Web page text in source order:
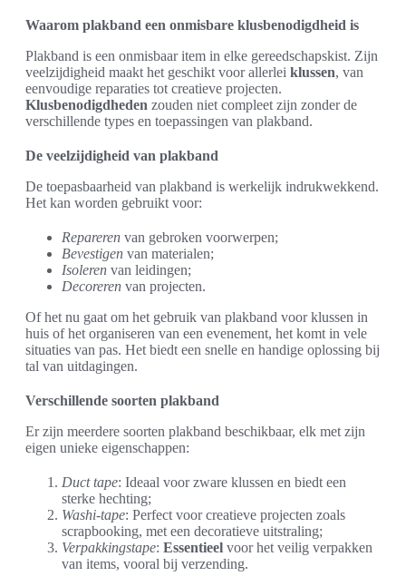
Waarom plakband een onmisbare klusbenodigdheid is
Plakband is een onmisbaar item in elke gereedschapskist. Zijn
veelzijdigheid maakt het geschikt voor allerlei klussen, van
eenvoudige reparaties tot creatieve projecten.
Klusbenodigdheden zouden niet compleet zijn zonder de
verschillende types en toepassingen van plakband.
De veelzijdigheid van plakband
De toepasbaarheid van plakband is werkelijk indrukwekkend.
Het kan worden gebruikt voor:
Repareren van gebroken voorwerpen;
Bevestigen van materialen;
Isoleren van leidingen;
Decoreren van projecten.
Of het nu gaat om het gebruik van plakband voor klussen in
huis of het organiseren van een evenement, het komt in vele
situaties van pas. Het biedt een snelle en handige oplossing bij
tal van uitdagingen.
Verschillende soorten plakband
Er zijn meerdere soorten plakband beschikbaar, elk met zijn
eigen unieke eigenschappen:
Duct tape: Ideaal voor zware klussen en biedt een
sterke hechting;
Washi-tape: Perfect voor creatieve projecten zoals
scrapbooking, met een decoratieve uitstraling;
Verpakkingstape: Essentieel voor het veilig verpakken
van items, vooral bij verzending.